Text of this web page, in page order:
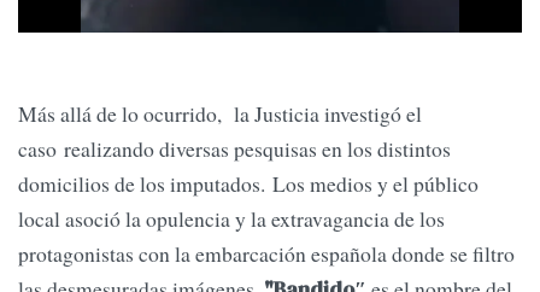
Más allá de lo ocurrido, la Justicia investigó el
caso realizando diversas pesquisas en los distintos
domicilios de los imputados. Los medios y el público
local asoció la opulencia y la extravagancia de los
protagonistas con la embarcación española donde se filtro